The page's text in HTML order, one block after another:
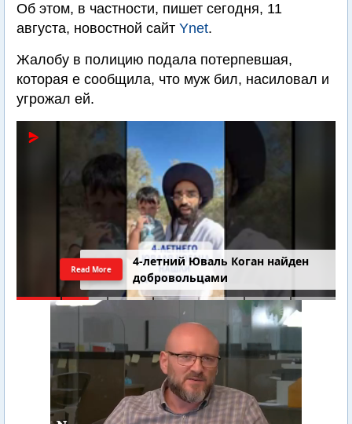
Об этом, в частности, пишет сегодня, 11
августа, новостной сайт Ynet.
Жалобу в полицию подала потерпевшая,
которая е сообщила, что муж бил, насиловал и
угрожал ей.
4-летний Юваль Коган найден
добровольцами
Read More